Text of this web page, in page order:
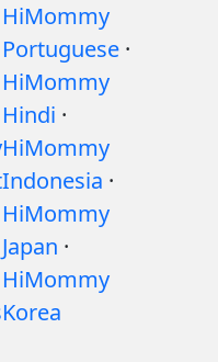
HiMommy
Portuguese ·
HiMommy
Hindi ·
HiMommy
Indonesia ·
HiMommy
Japan ·
HiMommy
Korea